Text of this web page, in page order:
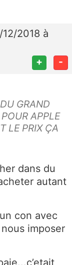
2018 à
+ -
GRAND
APPLE
LE PRIX ÇA
dans du
autant
con avec
imposer